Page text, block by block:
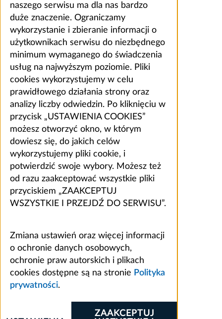
naszego serwisu ma dla nas bardzo
duże znaczenie. Ograniczamy
wykorzystanie i zbieranie informacji o
użytkownikach serwisu do niezbędnego
minimum wymaganego do świadczenia
usług na najwyższym poziomie. Pliki
cookies wykorzystujemy w celu
prawidłowego działania strony oraz
analizy liczby odwiedzin. Po kliknięciu w
przycisk „USTAWIENIA COOKIES”
możesz otworzyć okno, w którym
dowiesz się, do jakich celów
wykorzystujemy pliki cookie, i
potwierdzić swoje wybory. Możesz też
od razu zaakceptować wszystkie pliki
przyciskiem „ZAAKCEPTUJ
WSZYSTKIE I PRZEJDŹ DO SERWISU”.
Zmiana ustawień oraz więcej informacji
o ochronie danych osobowych,
ochronie praw autorskich i plikach
cookies dostępne są na stronie Polityka
prywatności.
ZAAKCEPTUJ